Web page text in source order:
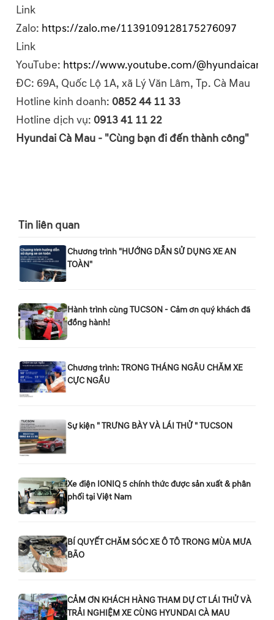
Link
Zalo: https://zalo.me/1139109128175276097
Link
YouTube: https://www.youtube.com/
ĐC: 69A, Quốc Lộ 1A, xã Lý Văn Lâm, Tp. Cà Mau
Hotline kinh doanh: 0852 44 11 33
Hotline dịch vụ: 0913 41 11 22
Hyundai Cà Mau - "Cùng bạn đi đến thành công"
Tin liên quan
Chương trình "HƯỚNG DẪN SỬ DỤNG XE AN
TOÀN"
Hành trình cùng TUCSON - Cảm ơn quý khách đã
đồng hành!
Chương trình: TRONG THÁNG NGÂU CHĂM XE
CỰC NGẦU
Sự kiện " TRƯNG BÀY VÀ LÁI THỬ " TUCSON
Xe điện IONIQ 5 chính thức được sản xuất & phân
phối tại Việt Nam
BÍ QUYẾT CHĂM SÓC XE Ô TÔ TRONG MÙA MƯA
BÃO
CẢM ƠN KHÁCH HÀNG THAM DỰ CT LÁI THỬ VÀ
TRẢI NGHIỆM XE CÙNG HYUNDAI CÀ MAU